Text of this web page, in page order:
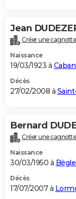
Jean
Créer une
Naissance
19/03/1923 à
Décès
27/02/2008 à
Bernard
Créer une
Naissance
30/03/1950 à
Décès
17/07/2007 à